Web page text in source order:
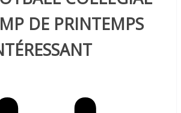
DE PRINTEMPS